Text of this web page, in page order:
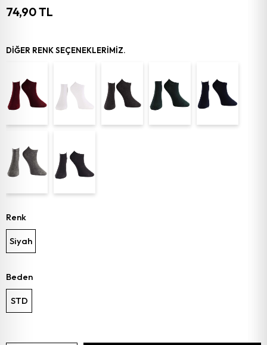
74,90 TL
DIĞER RENK SEÇENEKLERIMIZ.
Renk
Siyah
Beden
STD